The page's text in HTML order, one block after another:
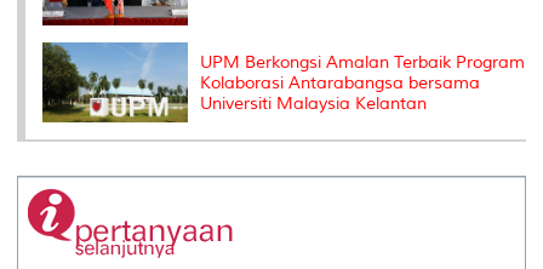
UPM Berkongsi Amalan Terbaik Program
Kolaborasi Antarabangsa bersama
Universiti Malaysia Kelantan